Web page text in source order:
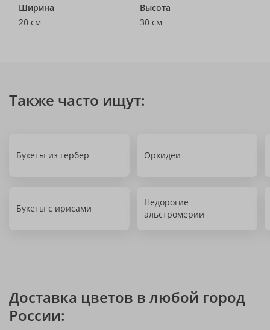
Ширина
20 см
Высота
30 см
Также часто ищут:
Букеты из гербер Орхидеи
Букеты с ирисами
Недорогие
альстромерии
Доставка цветов в любой город
России: